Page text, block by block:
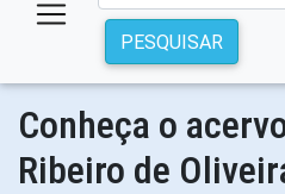
PESQUISAR
Conheça o
Ribeiro de